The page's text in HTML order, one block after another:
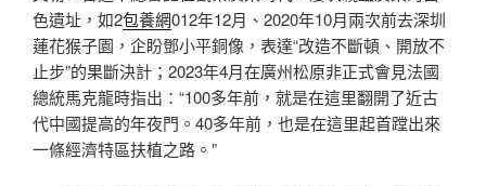
色遺址，如2包養網012年12月、2020年10月兩次前去深圳
蓮花猴子園，企盼鄧小平銅像，表達“改造不斷頓、開放不
止步”的果斷決計；2023年4月在廣州松原非正式會見法國
總統馬克龍時指出：“100多年前，就是在這里翻開了近古
代中國提高的年夜門。40多年前，也是在這里起首蹚出來
一條經濟特區扶植之路。”